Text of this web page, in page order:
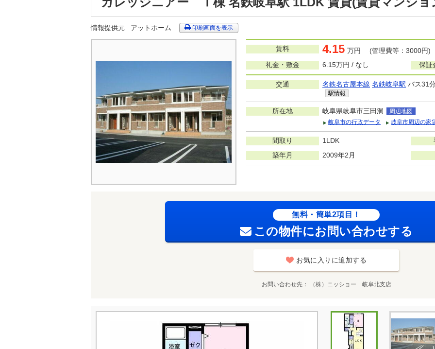
情報提供元 アットホーム 印刷画面を表示
賃料 4.15 万円 (管理費等：3000円)
礼金・敷金
6.15万円 / なし 保証
交通 名鉄名古屋本線 名鉄岐阜駅 バス31
駅情報
所在地 岐阜県岐阜市三田洞
周辺地図
岐阜市の行政データ
岐阜市周辺の家
間取り 1LDK
築年月 2009年2月
無料・簡単2項目！
この物件にお問い合わせする
お気に入りに追加する
お問い合わせ先 （株）ニッショー 岐阜北支店